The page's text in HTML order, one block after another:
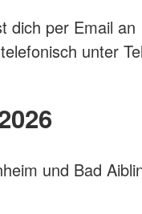
dich per Email an
unter
und Bad